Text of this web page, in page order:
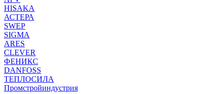
HISAKA
АСТЕРА
SWEP
SIGMA
ARES
CLEVER
ФЕНИКС
DANFOSS
ТЕПЛОСИЛА
Промстройиндустрия